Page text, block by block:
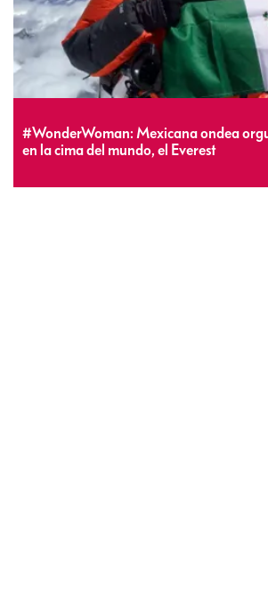
#WonderWoman: Mexicana ondea
en la cima del mundo, el Everest